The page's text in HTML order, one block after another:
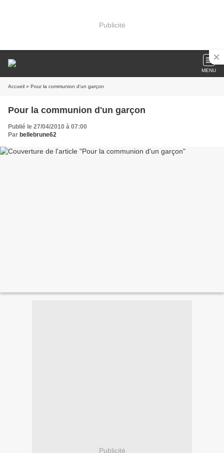
Publicité
MENU
Accueil » Pour la communion d'un garçon
Pour la communion d'un garçon
Publié le 27/04/2010 à 07:00
Par bellebrune62
Publicité